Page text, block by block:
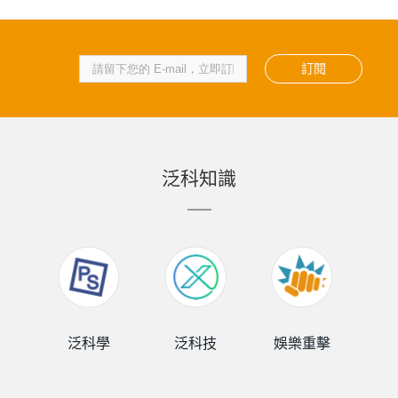
訂閱
泛科知識
泛科學 泛科技 娛樂重擊